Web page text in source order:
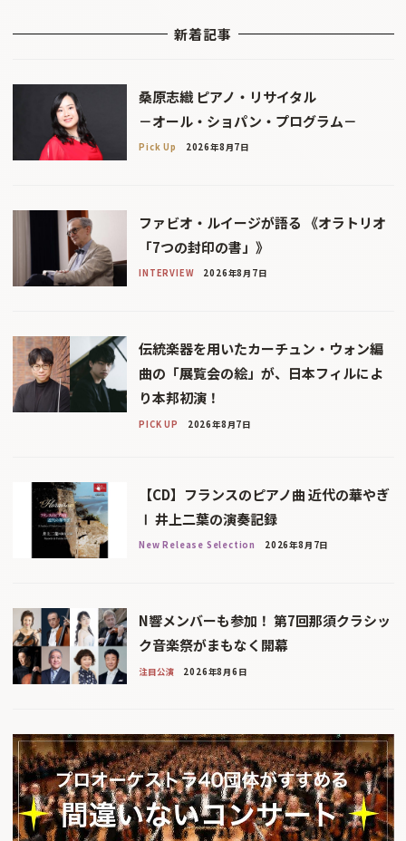
新着記事
桑原志織 ピアノ・リサイタル
－オール・ショパン・プログラム－
Pick Up 2026年8月7日
ファビオ・ルイージが語る 《オラトリオ
「7つの封印の書」》
INTERVIEW 2026年8月7日
伝統楽器を用いたカーチュン・ウォン編
曲の「展覧会の絵」が、日本フィルによ
り本邦初演！
PICK UP 2026年8月7日
【CD】フランスのピアノ曲 近代の華やぎ
Ⅰ 井上二葉の演奏記録
New Release Selection 2026年8月7日
N響メンバーも参加！ 第7回那須クラシッ
ク音楽祭がまもなく開幕
注目公演 2026年8月6日